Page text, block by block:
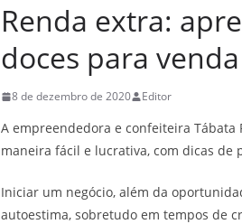
Renda extra:
doces para venda
8 de dezembro de 2020 Editor
A empreendedora e confeiteira Tábata
maneira fácil e lucrativa, com dicas
Iniciar um negócio, além da
autoestima, sobretudo em tempos de